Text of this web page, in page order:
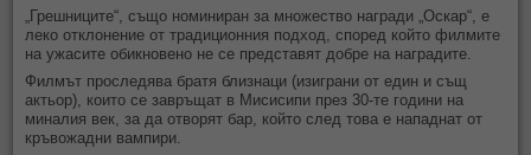
„Грешниците“, също номиниран за множество награди „Оскар“, е
леко отклонение от традиционния подход, според който филмите
на ужасите обикновено не се представят добре на наградите.
Филмът проследява братя близнаци (изиграни от един и същ
актьор), които се завръщат в Мисисипи през 30-те години на
миналия век, за да отворят бар, който след това е нападнат от
кръвожадни вампири.